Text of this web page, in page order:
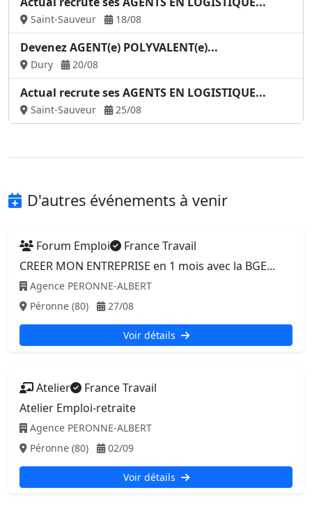
Saint-Sauveur 18/08
Devenez AGENT(e) POLYVALENT(e)...
Dury 20/08
Actual recrute ses AGENTS EN LOGISTIQUE...
Saint-Sauveur 25/08
D'autres événements à venir
Forum Emploi
France Travail
CREER MON ENTREPRISE en 1 mois avec la BGE...
Agence PERONNE-ALBERT
Péronne (80)
27/08
Voir détails
Atelier
France Travail
Atelier Emploi-retraite
Agence PERONNE-ALBERT
Péronne (80)
02/09
Voir détails